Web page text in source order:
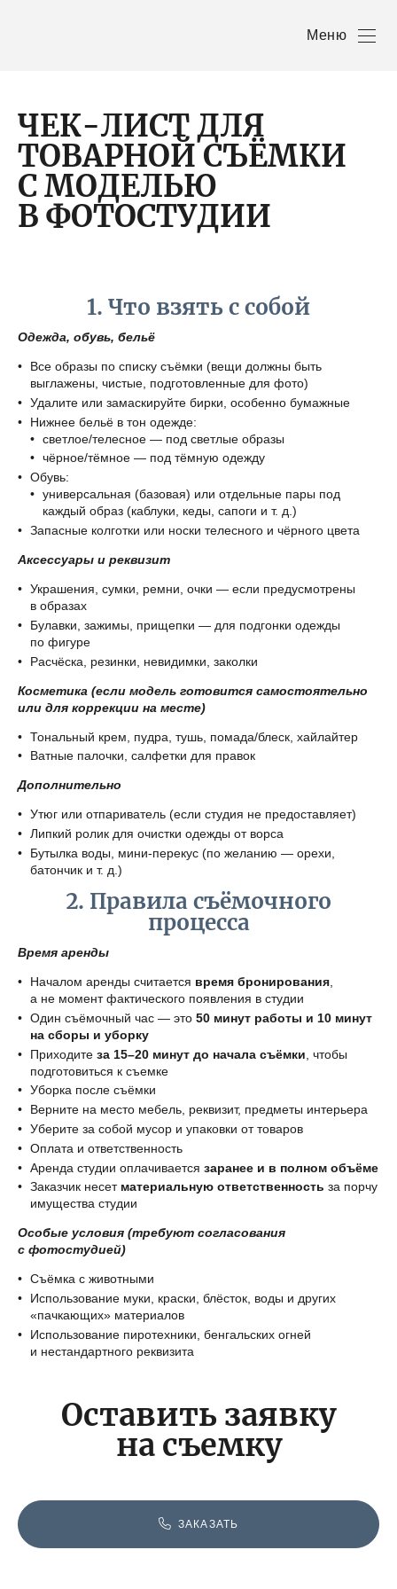
Меню
ЧЕК-ЛИСТ ДЛЯ
ТОВАРНОЙ СЪЁМКИ
С МОДЕЛЬЮ
В ФОТОСТУДИИ
1. Что взять с собой
Одежда, обувь, бельё
Все образы по списку съёмки (вещи должны быть
выглажены, чистые, подготовленные для фото)
Удалите или замаскируйте бирки, особенно бумажные
Нижнее бельё в тон одежде:
светлое/телесное — под светлые образы
чёрное/тёмное — под тёмную одежду
Обувь:
универсальная (базовая) или отдельные пары под
каждый образ (каблуки, кеды, сапоги и т. д.)
Запасные колготки или носки телесного и чёрного цвета
Аксессуары и реквизит
Украшения, сумки, ремни, очки — если предусмотрены
в образах
Булавки, зажимы, прищепки — для подгонки одежды
по фигуре
Расчёска, резинки, невидимки, заколки
Косметика (если модель готовится самостоятельно
или для коррекции на месте)
Тональный крем, пудра, тушь, помада/блеск, хайлайтер
Ватные палочки, салфетки для правок
Дополнительно
Утюг или отпариватель (если студия не предоставляет)
Липкий ролик для очистки одежды от ворса
Бутылка воды, мини-перекус (по желанию — орехи,
батончик и т. д.)
2. Правила съёмочного
процесса
Время аренды
Началом аренды считается время бронирования
а не момент фактического появления в студии
Один съёмочный час — это 50 минут работы и 10 минут
на сборы и уборку
Приходите за 15–20 минут до начала съёмки , чтобы
подготовиться к съемке
Уборка после съёмки
Верните на место мебель, реквизит, предметы интерьера
Уберите за собой мусор и упаковки от товаров
Оплата и ответственность
Аренда студии оплачивается заранее и в полном объёме
Заказчик несетматериальную ответственность за порчу
имущества студии
Особые условия (требуют согласования
с фотостудией)
Съёмка с животными
Использование муки, краски, блёсток, воды и других
«пачкающих» материалов
Использование пиротехники, бенгальских огней
и нестандартного реквизита
Оставить заявку
на съемку
ЗАКАЗАТЬ